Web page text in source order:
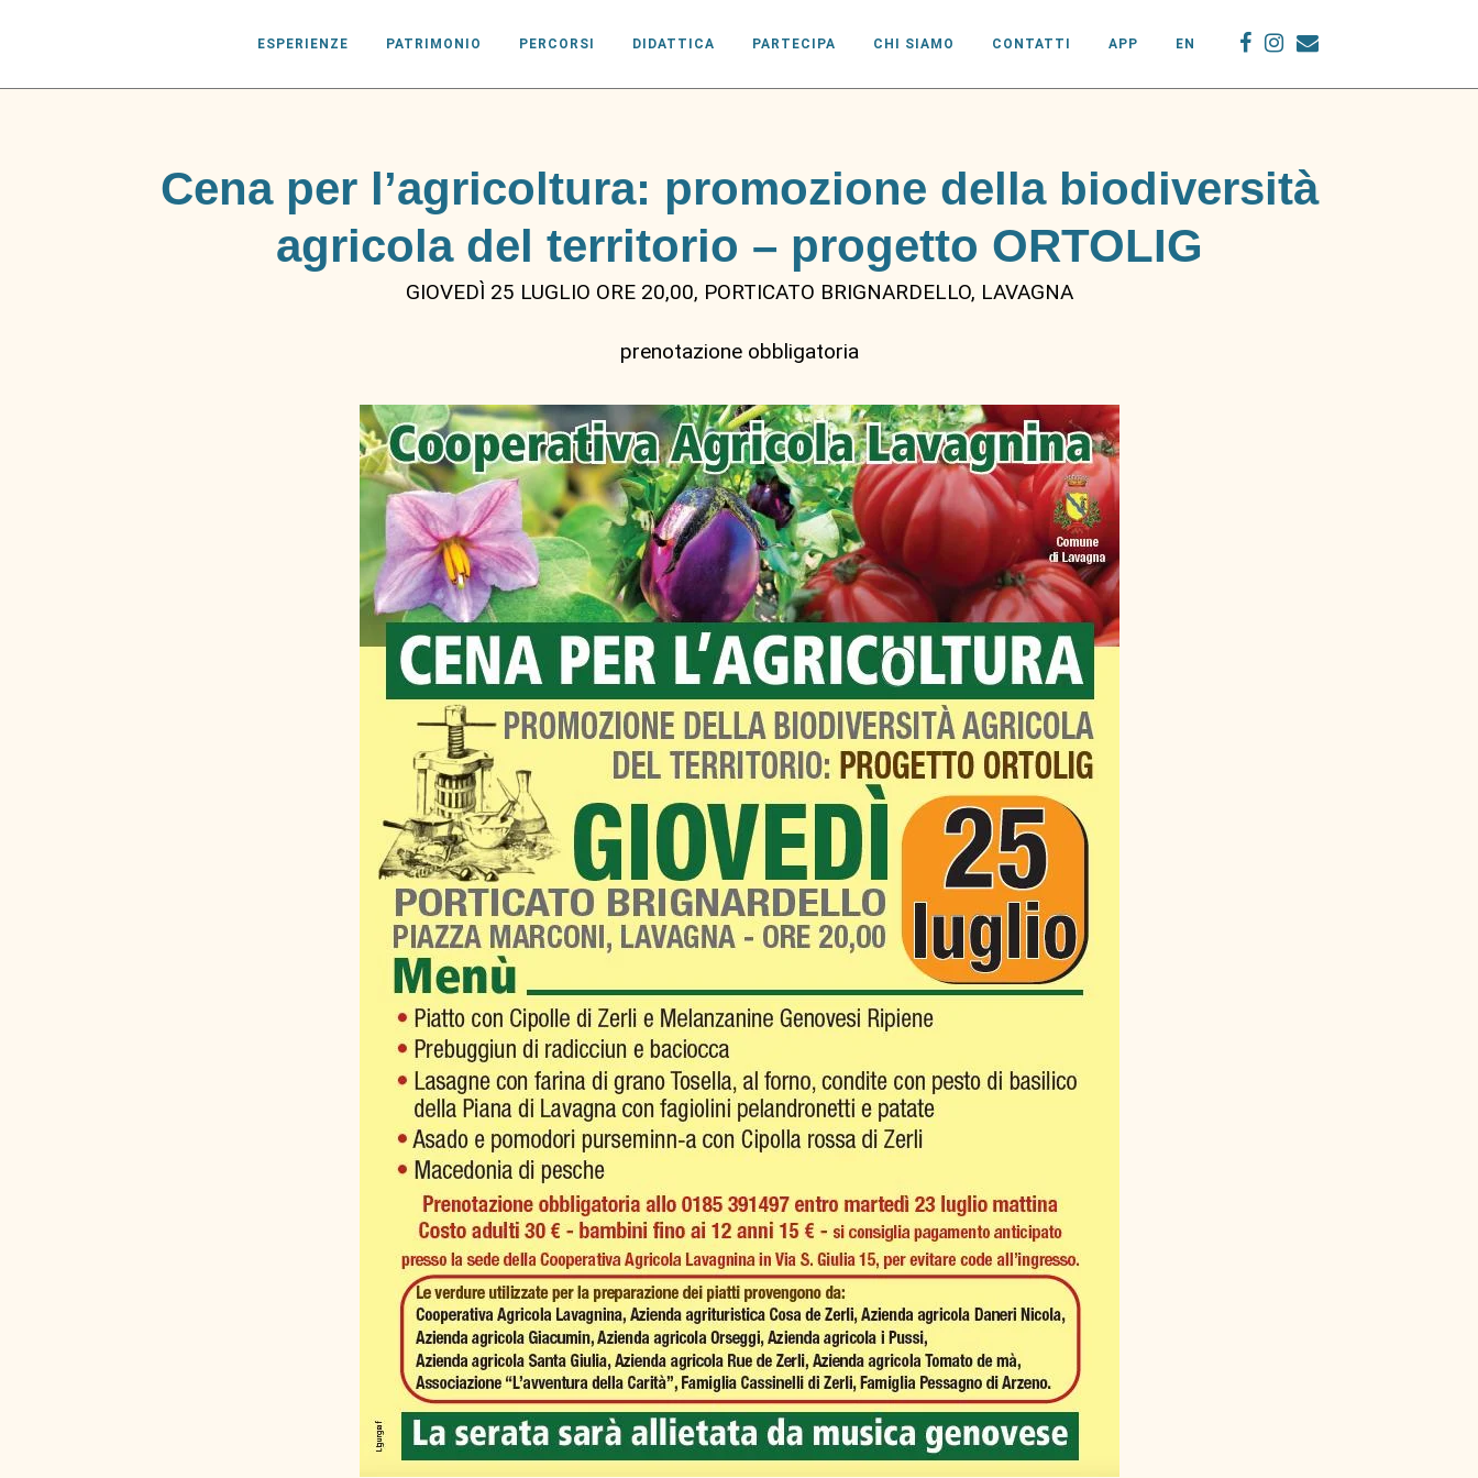
ESPERIENZE PATRIMONIO PERCORSI DIDATTICA PARTECIPA CHI SIAMO CONTATTI APP EN
Cena per l’agricoltura: promozione della biodiversità
agricola del territorio – progetto ORTOLIG
GIOVEDÌ 25 LUGLIO ORE 20,00, PORTICATO BRIGNARDELLO, LAVAGNA
prenotazione obbligatoria